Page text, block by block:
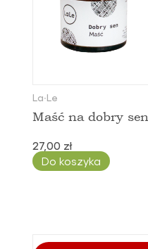
La∙Le
Maść na dobry sen
27,00 zł
Do koszyka